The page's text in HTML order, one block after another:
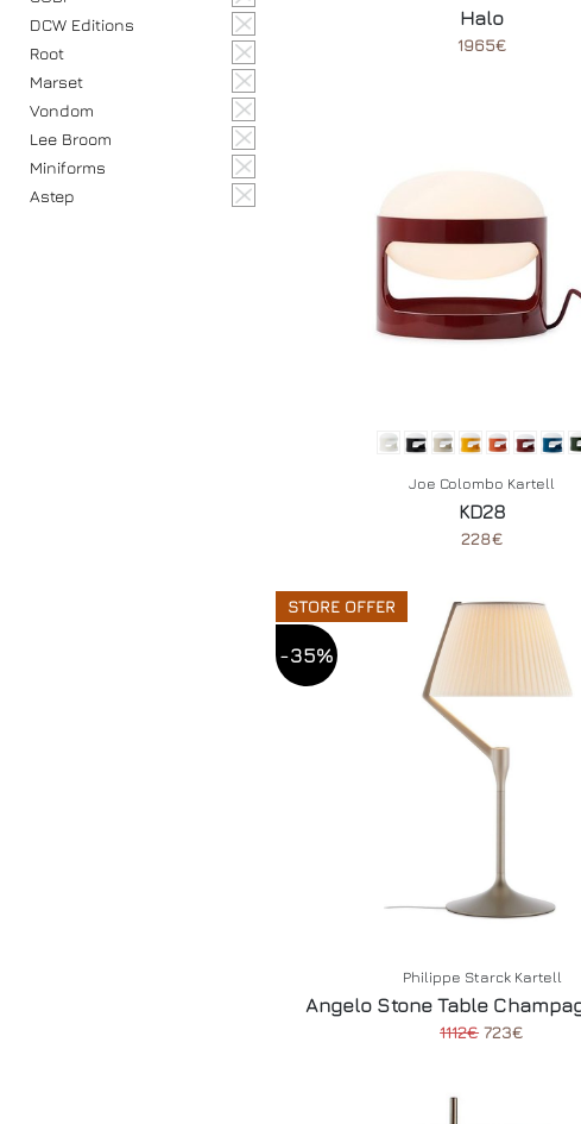
DCW Editions
Root
Marset
Vondom
Lee Broom
Miniforms
Astep
Halo
1965€
Joe Colombo Kartell
KD28
228€
STORE OFFER
-35%
Philippe Starck Kartell
Angelo Stone Table
1112€ 723€